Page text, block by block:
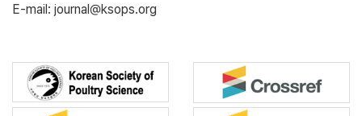
E-mail: journal@ksops.org